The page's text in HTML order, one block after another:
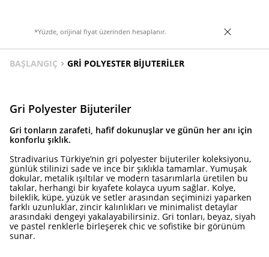
*Yüzde, orijinal fiyat üzerinden hesaplanır.
BAŞLANGIÇ GRI POLYESTER BIJUTERILER
Gri Polyester Bijuteriler
Gri tonların zarafeti, hafif dokunuşlar ve günün her anı için
konforlu şıklık.
Stradivarius Türkiye’nin gri polyester bijuteriler koleksiyonu,
günlük stilinizi sade ve ince bir şıklıkla tamamlar. Yumuşak
dokular, metalik ışıltılar ve modern tasarımlarla üretilen bu
takılar, herhangi bir kıyafete kolayca uyum sağlar. Kolye,
bileklik, küpe, yüzük ve setler arasından seçiminizi yaparken
farklı uzunluklar, zincir kalınlıkları ve minimalist detaylar
arasındaki dengeyi yakalayabilirsiniz. Gri tonları, beyaz, siyah
ve pastel renklerle birleşerek chic ve sofistike bir görünüm
sunar.